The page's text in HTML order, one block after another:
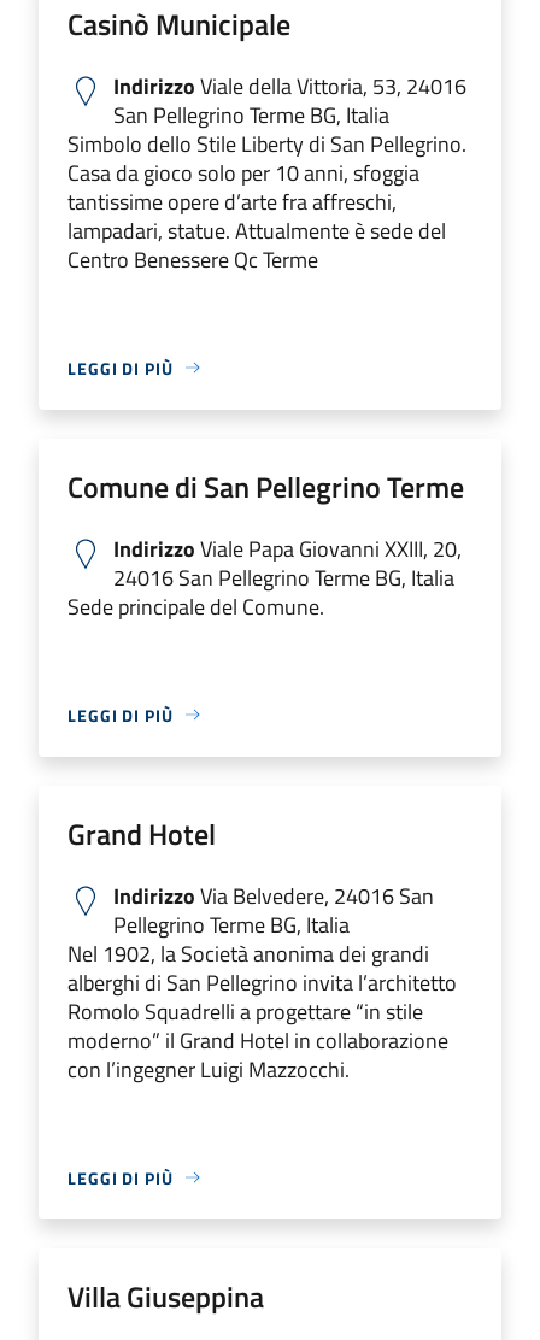
Casinò Municipale
IndirizzoViale della Vittoria, 53, 24016
San Pellegrino Terme BG, Italia
Simbolo dello Stile Liberty di San Pellegrino.
Casa da gioco solo per 10 anni, sfoggia
tantissime opere d’arte fra affreschi,
lampadari, statue. Attualmente è sede del
Centro Benessere Qc Terme
LEGGI DI PIÙ
Comune di San Pellegrino Terme
IndirizzoViale Papa Giovanni XXIII, 20,
24016 San Pellegrino Terme BG, Italia
Sede principale del Comune.
LEGGI DI PIÙ
Grand Hotel
IndirizzoVia Belvedere, 24016 San
Pellegrino Terme BG, Italia
Nel 1902, la Società anonima dei grandi
alberghi di San Pellegrino invita l’architetto
Romolo Squadrelli a progettare “in stile
moderno” il Grand Hotel in collaborazione
con l’ingegner Luigi Mazzocchi.
LEGGI DI PIÙ
Villa Giuseppina